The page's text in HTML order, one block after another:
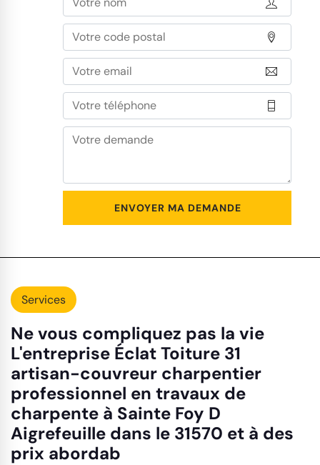
Services
Ne vous compliquez pas la vie
L'entreprise Éclat Toiture 31
artisan-couvreur charpentier
professionnel en travaux de
charpente à Sainte Foy D
Aigrefeuille dans le 31570 et à des
prix abordab